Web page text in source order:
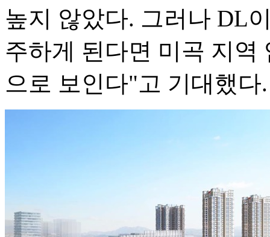
높지 않았다. 그러나 DL
주하게 된다면 미곡 지역
으로 보인다"고 기대했다.